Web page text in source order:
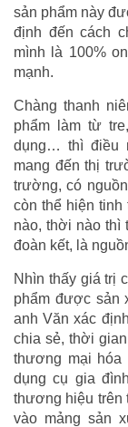
sản phẩm này
định đến cách
mình là 100%
mạnh.
Chàng thanh
phẩm làm từ
dụng… thì điều
mang đến thị
trường, có
còn thể hiện
nào, thời nào thì
đoàn kết, là
Nhìn thấy giá trị
phẩm được sản
anh Văn xác
chia sẻ, thời
thương mại hóa
dụng cụ gia
thương hiệu trên
vào mảng sản